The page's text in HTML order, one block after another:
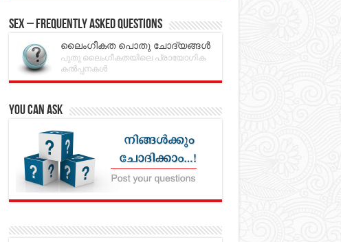
Sex – Frequently Asked Questions
ലൈംഗീകത പൊതു ചോദ്യങ്ങൾ
പുതു ലൈംഗീകതയിലെ പ്രായോഗിക
കൽപ്പനകൾ
You can Ask